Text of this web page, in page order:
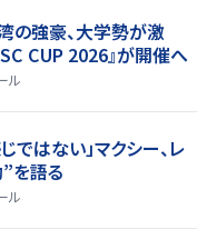
の強豪、大学勢が激
CUP 2026』が開催へ
ル
ではない」マクシー、レ
を語る
ル